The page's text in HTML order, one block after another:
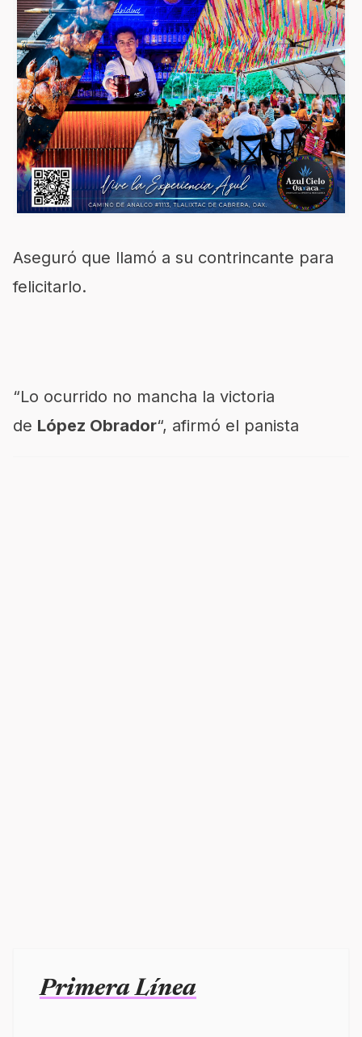
Aseguró que llamó a su contrincante para
felicitarlo.
“Lo ocurrido no mancha la victoria
de López Obrador“, afirmó el panista
Primera Línea